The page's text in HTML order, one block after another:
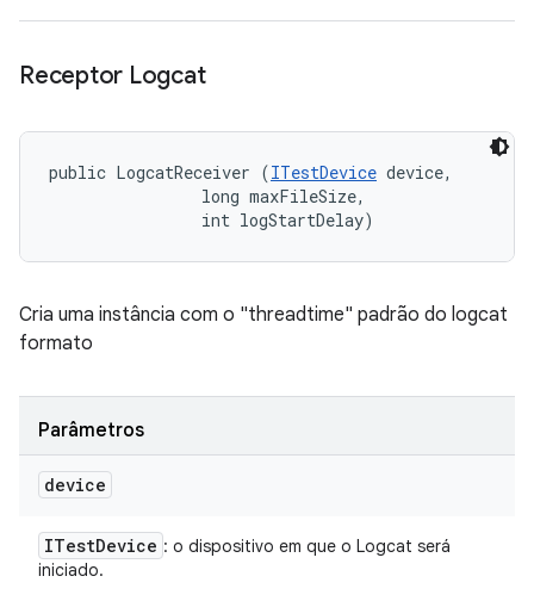
Receptor Logcat
public LogcatReceiver (ITestDevice device,
                long maxFileSize,
                int logStartDelay)
Cria uma instância com o "threadtime" padrão do logcat
formato
Parâmetros
device
ITestDevice : o dispositivo em que o Logcat será
iniciado.